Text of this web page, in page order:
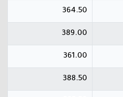
364.50
389.00
361.00
388.50